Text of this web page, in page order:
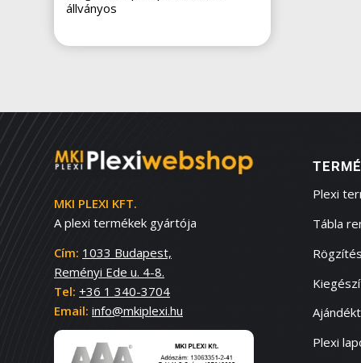
állványos
MKI PLEXI KFT.
A plexi termékek gyártója
Cím: 1033 Budapest,
Reményi Ede u. 4-8.
Tel: +36 1 340-3704
Email: info@mkiplexi.hu
Plexi
Tábla
Plexi